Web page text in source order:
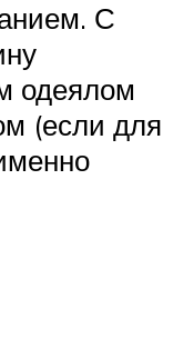
С
одеялом
(если для